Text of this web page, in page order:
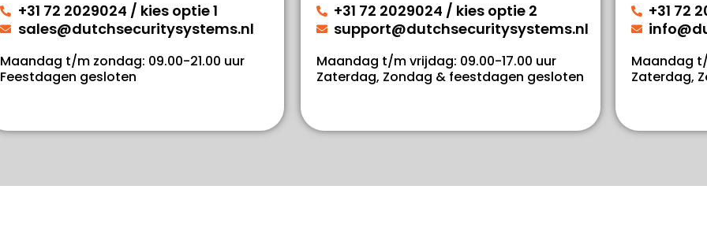
+31 72 2029024 / kies optie 1
sales@dutchsecuritysystems.nl
Maandag t/m zondag: 09.00-21.00 uur
Feestdagen gesloten
+31 72 2029024 / kies optie 2
support@dutchsecuritysystems.nl
Maandag t/m vrijdag: 09.00-17.00 uur
Zaterdag, Zondag & feestdagen gesloten
+31 72
Maandag
Zaterdag,